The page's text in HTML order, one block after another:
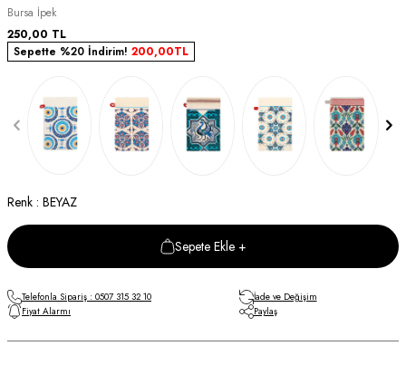
Bursa İpek
250,00 TL
Sepette %20 İndirim! 200,00TL
Renk : BEYAZ
Sepete Ekle +
Telefonla Sipariş : 0507 315 32 10
İade ve Değişim
Fiyat Alarmı
Paylaş